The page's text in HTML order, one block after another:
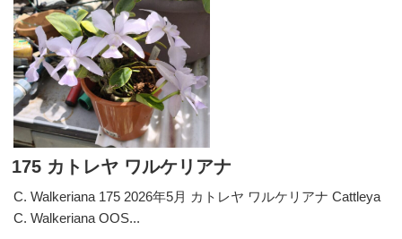
175 カトレヤ ワルケリアナ
C. Walkeriana 175 2026年5月 カトレヤ ワルケリアナ Cattleya
C. Walkeriana OOS...